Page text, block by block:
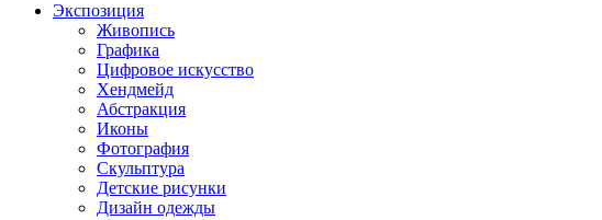
Экспозиция
Живопись
Графика
Цифровое искусство
Хендмейд
Абстракция
Иконы
Фотография
Скульптура
Детские рисунки
Дизайн одежды